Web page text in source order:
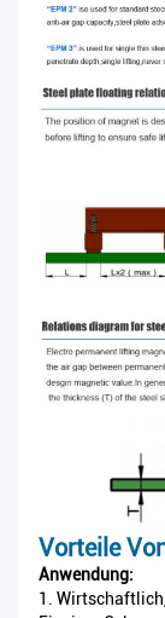
Vorteile
Anwendung:
1.